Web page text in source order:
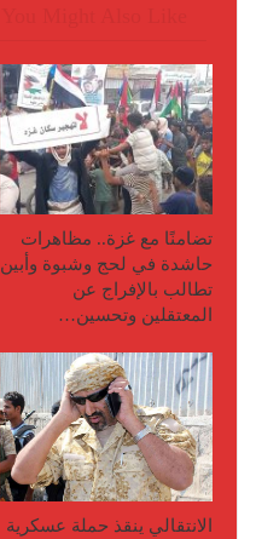
تضامنًا مع غزة.. مظاهرات
حاشدة في لحج وشبوة وأبين
تطالب بالإفراج عن
المعتقلين وتحسين…
الانتقالي ينقذ حملة عسكرية